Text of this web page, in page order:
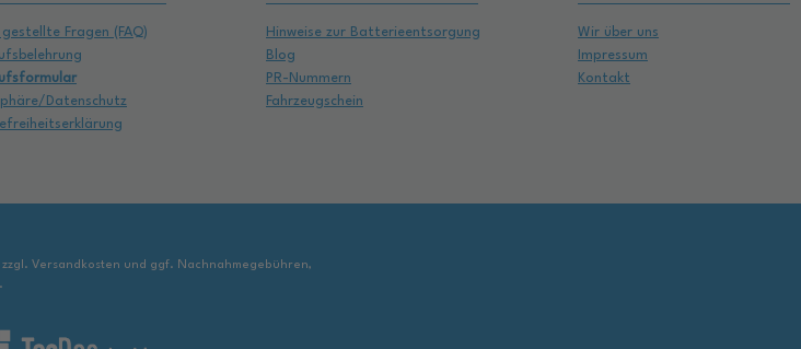
Fragen (FAQ)
Datenschutz
Hinweise zur Batterieentsorgung
Blog
PR-Nummern
Fahrzeugschein
Wir über uns
Impressum
Kontakt
Versandkosten und ggf. Nachnahmegebühren,